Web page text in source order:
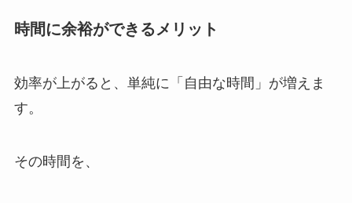
時間に余裕ができるメリット
効率が上がると、単純に「自由な時間」が増えま
す。
その時間を、